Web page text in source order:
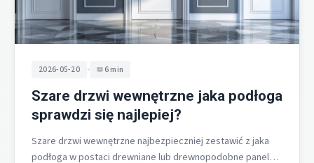
2026-05-20 • 6 min
Szare drzwi wewnętrzne jaka podłoga
sprawdzi się najlepiej?
Szare drzwi wewnętrzne najbezpieczniej zestawić z jaka
podłoga w postaci drewniane lub drewnopodobne panele